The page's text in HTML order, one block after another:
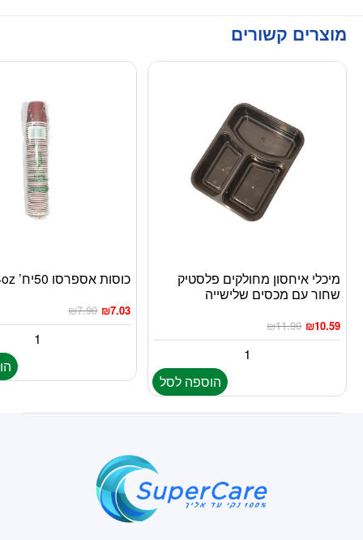
מוצרים קשורים
מיכלי איחסון מחולקים פלסטיק
שחור עם מכסים שלישייה
₪11.90 ₪10.59
הוספה לסל
כוסות אספרסו 50יח’ 4oz
₪7.90 ₪7.03